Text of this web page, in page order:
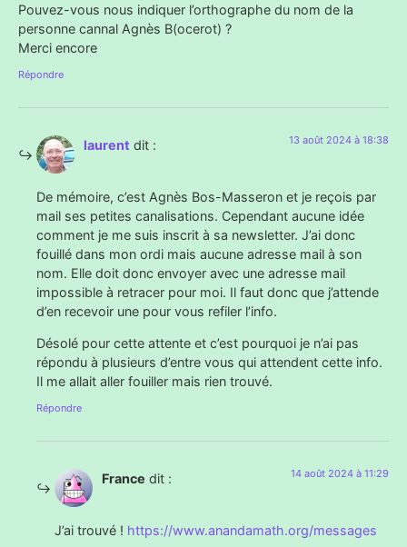
Pouvez-vous nous indiquer l’orthographe du nom de la
personne cannal Agnès B(ocerot) ?
Merci encore
Répondre
laurent dit : 13 août 2024 à 18:38
De mémoire, c’est Agnès Bos-Masseron et je reçois par
mail ses petites canalisations. Cependant aucune idée
comment je me suis inscrit à sa newsletter. J’ai donc
fouillé dans mon ordi mais aucune adresse mail à son
nom. Elle doit donc envoyer avec une adresse mail
impossible à retracer pour moi. Il faut donc que j’attende
d’en recevoir une pour vous refiler l’info.
Désolé pour cette attente et c’est pourquoi je n’ai pas
répondu à plusieurs d’entre vous qui attendent cette info.
Il me allait aller fouiller mais rien trouvé.
Répondre
France dit : 14 août 2024 à 11:29
J’ai trouvé ! https://www.anandamath.org/messages